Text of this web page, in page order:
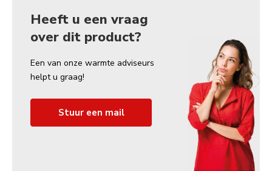
Heeft u een vraag
over dit product?
Een van onze warmte adviseurs
helpt u graag!
Stuur een mail